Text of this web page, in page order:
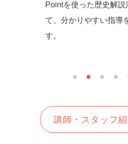
Pointを使った歴史解説
て、分かりやすい指導
す。
講師・スタッフ